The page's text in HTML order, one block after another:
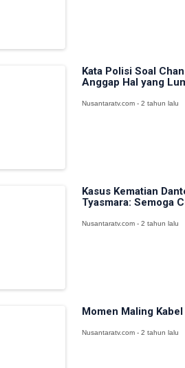
Kata Polisi Soal
Anggap Hal yang
Nusantaratv.com - 2 tahun lalu
Kasus Kematian
Tyasmara: Semoga
Nusantaratv.com - 2 tahun lalu
Momen Maling
Nusantaratv.com - 2 tahun lalu